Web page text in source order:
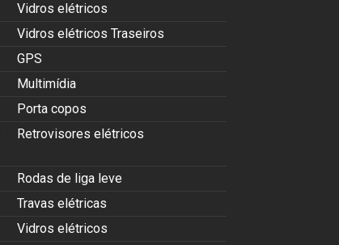
Vidros elétricos
Vidros elétricos Traseiros
GPS
Multimídia
Porta copos
Retrovisores elétricos
Rodas de liga leve
Travas elétricas
Vidros elétricos